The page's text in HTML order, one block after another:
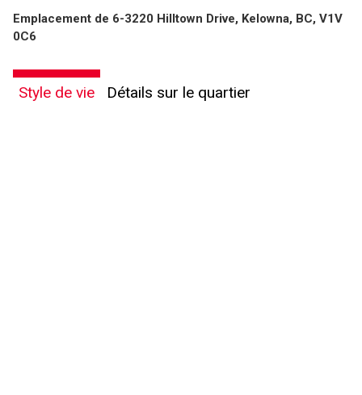
Emplacement de 6-3220 Hilltown Drive, Kelowna, BC, V1V
0C6
Style de vie Détails sur le quartier